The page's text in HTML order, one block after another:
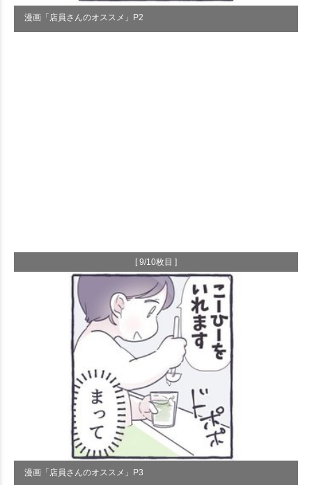
漫画「店員さんのオススメ」P2
[ 9/10枚目 ]
漫画「店員さんのオススメ」P3